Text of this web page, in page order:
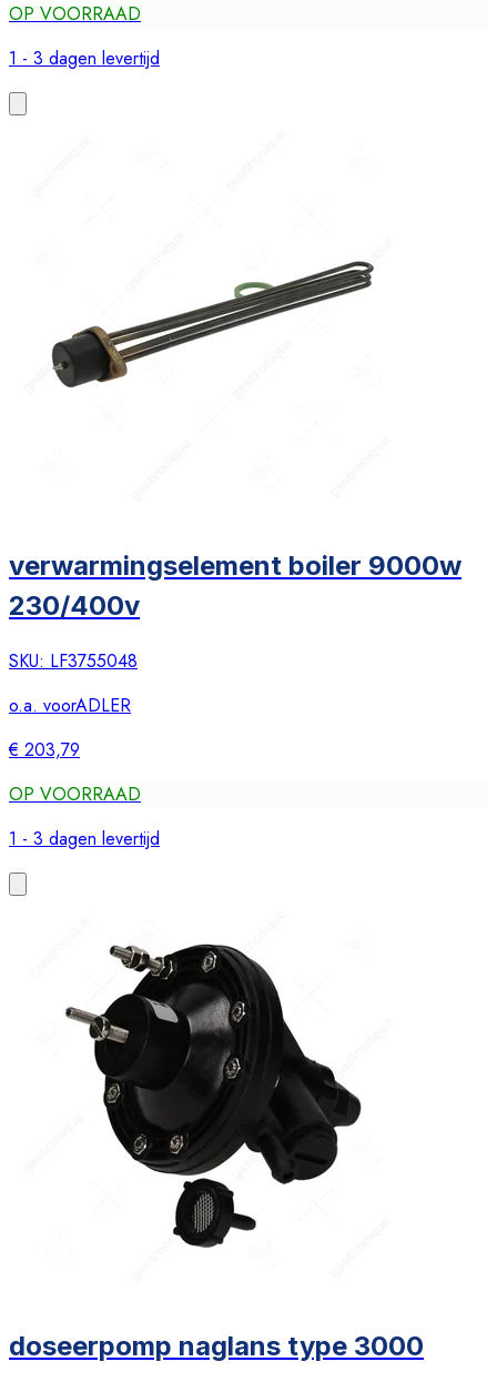
OP VOORRAAD
1 - 3 dagen levertijd
verwarmingselement boiler 9000w
230/400v
SKU: LF3755048
o.a. voorADLER
€ 203,79
OP VOORRAAD
1 - 3 dagen levertijd
doseerpomp naglans type 3000